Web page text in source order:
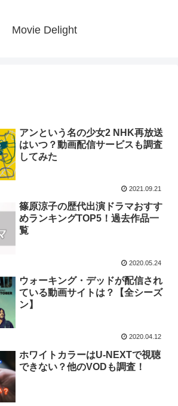
Movie Delight
アンという名の少女2 NHK再放送
はいつ？動画配信サービスも調査
してみた
2021.09.21
篠原涼子の歴代出演ドラマおすす
めランキングTOP5！過去作品一
覧
2020.05.24
ウォーキング・デッドが配信され
ている動画サイトは？【全シーズ
ン】
2020.04.12
ホワイトカラーはU-NEXTで視聴
できない？他のVODも調査！